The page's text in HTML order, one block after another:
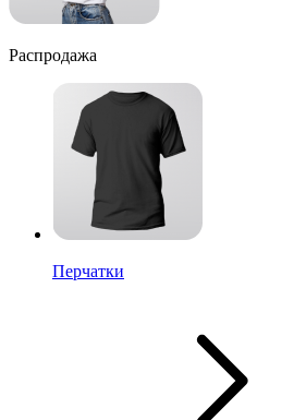
Распродажа
Перчатки